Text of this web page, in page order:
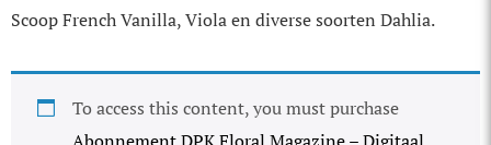
Scoop French Vanilla, Viola en diverse soorten Dahlia.
To access this content, you must purchase